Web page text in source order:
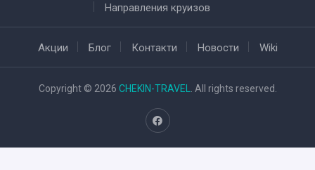
Направления круизов
Акции Блог Контакти Новости Wiki
Copyright © 2026 CHEKIN-TRAVEL . All rights reserved.